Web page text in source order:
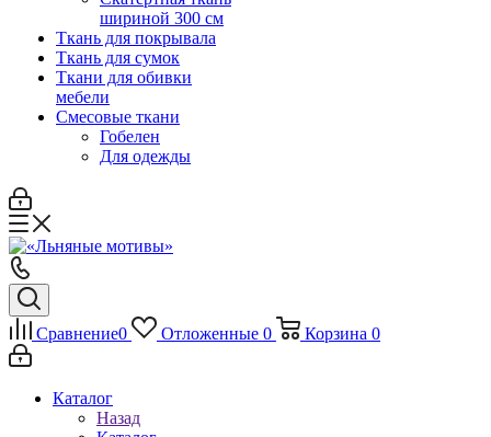
шириной 300 см
Ткань для покрывала
Ткань для сумок
Ткани для обивки
мебели
Смесовые ткани
Гобелен
Для одежды
Сравнение0 Отложенные 0 Корзина 0
Каталог
Назад